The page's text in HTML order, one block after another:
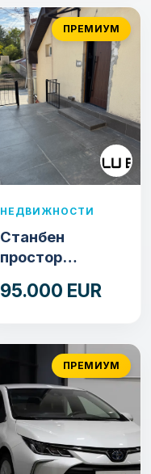
ПРЕМИУМ
НЕДВИЖНОСТИ
Станбен
простор
продажба) – Ул.
95.000 EUR
ПРЕМИУМ